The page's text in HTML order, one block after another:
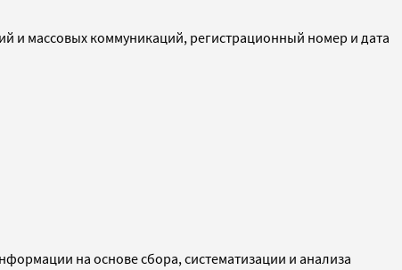
и массовых коммуникаций, регистрационный номер и дата
на основе сбора, систематизации и анализа